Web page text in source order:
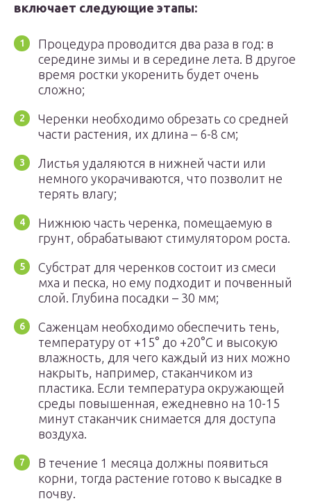
включает следующие этапы:
Процедура проводится два раза в год: в
середине зимы и в середине лета. В другое
время ростки укоренить будет очень
сложно;
Черенки необходимо обрезать со средней
части растения, их длина – 6-8 см;
Листья удаляются в нижней части или
немного укорачиваются, что позволит не
терять влагу;
Нижнюю часть черенка, помещаемую в
грунт, обрабатывают стимулятором роста.
Субстрат для черенков состоит из смеси
мха и песка, но ему подходит и почвенный
слой. Глубина посадки – 30 мм;
Саженцам необходимо обеспечить тень,
температуру от +15° до +20°С и высокую
влажность, для чего каждый из них можно
накрыть, например, стаканчиком из
пластика. Если температура окружающей
среды повышенная, ежедневно на 10-15
минут стаканчик снимается для доступа
воздуха.
В течение 1 месяца должны появиться
корни, тогда растение готово к высадке в
почву.